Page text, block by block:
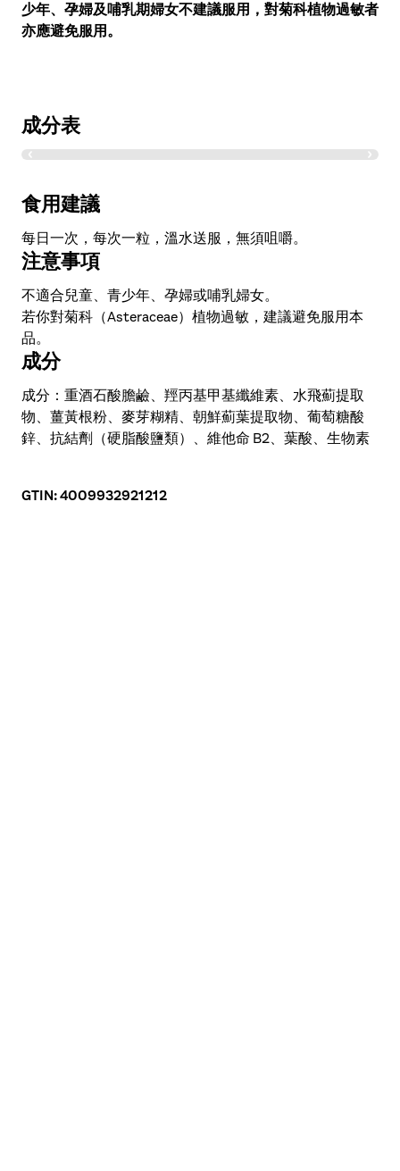
少年、孕婦及哺乳期婦女不建議服用，對菊科植物過敏者
亦應避免服用。
成分表
朝鮮薊提取物
水飛薊提取物
100 毫克
薑黃根粉
膽鹼
100 毫克
生物素
50 毫克
葉酸
鋅
2.5 毫克
食用建議
每日一次，每次一粒，溫水送服，無須咀嚼。
注意事項
不適合兒童、青少年、孕婦或哺乳婦女。
若你對菊科（Asteraceae）植物過敏，建議避免服用本
品。
成分
成分：重酒石酸膽鹼、羥丙基甲基纖維素、水飛薊提取
物、薑黃根粉、麥芽糊精、朝鮮薊葉提取物、葡萄糖酸
鋅、抗結劑（硬脂酸鹽類）、維他命 B2、葉酸、生物素
GTIN: 4009932921212